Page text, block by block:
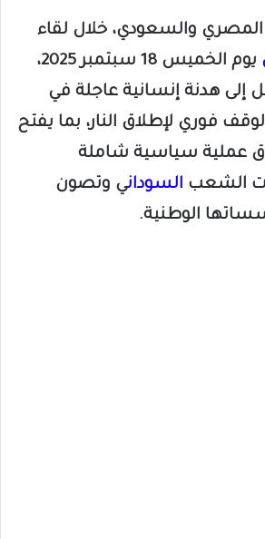
المصري والسعودي، خلال لقاء
يوم الخميس 18 سبتمبر 2025،
إلى هدنة إنسانية عاجلة في
فوري لإطلاق النار، بما يفتح
عملية سياسية شاملة
الشعب السوداني وتصون
الوطنية.